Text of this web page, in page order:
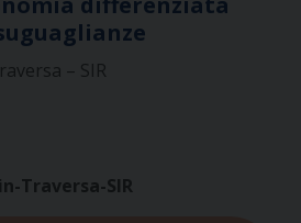
– SIR
Traversa-SIR